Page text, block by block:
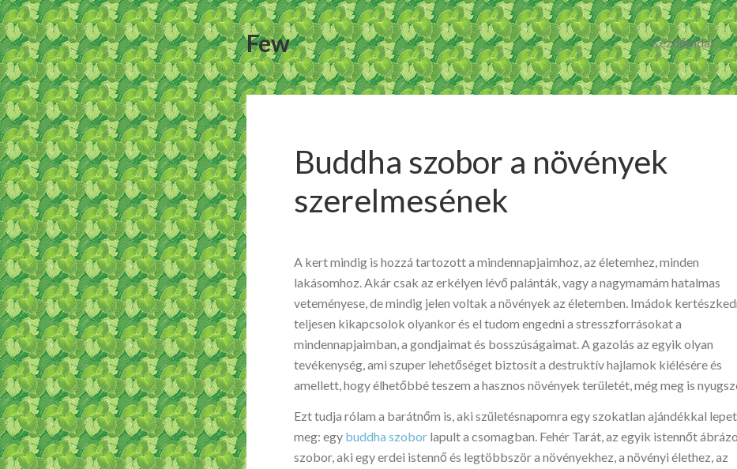
Few Kezdőoldal
Buddha szobor a növények
szerelmesének
A kert mindig is hozzá tartozott a mindennapjaimhoz, az életemhez, minden
lakásomhoz. Akár csak az erkélyen lévő palánták, vagy a nagymamám hatalmas
veteményese, de mindig jelen voltak a növények az életemben. Imádok
teljesen kikapcsolok olyankor és el tudom engedni a stresszforrásokat a
mindennapjaimban, a gondjaimat és bosszúságaimat. A gazolás az egyik olyan
tevékenység, ami szuper lehetőséget biztosít a destruktív hajlamok kiélésére és
amellett, hogy élhetőbbé teszem a hasznos növények területét, még meg is
Ezt tudja rólam a barátnőm is, aki születésnapomra egy szokatlan ajándékkal
meg: egy buddha szobor lapult a csomagban. Fehér Tarát, az egyik istennőt
szobor, aki egy erdei istennő és legtöbbször a növényekhez, a növényi élethez, az